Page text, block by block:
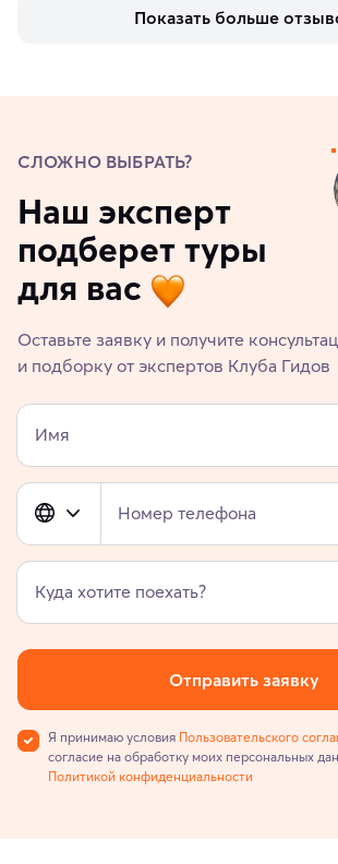
Показать больше
СЛОЖНО ВЫБРАТЬ?
Наш эксперт
подберет туры
для вас
Оставьте заявку и получите
и подборку от экспертов Клуба Гидов
Имя
Номер телефона
Куда хотите поехать?
Отправить заявку
Я принимаю условия Пользовательского
согласие на обработку моих персональных
Политикой конфиденциальности